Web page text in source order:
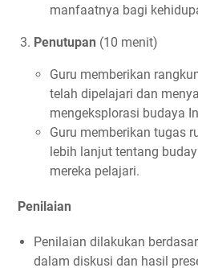
manfaatnya bagi
Penutupan (10 menit)
Guru memberikan
telah dipelajari dan
mengeksplorasi budaya
Guru memberikan tugas
lebih lanjut tentang
mereka pelajari.
Penilaian
Penilaian dilakukan
dalam diskusi dan hasil